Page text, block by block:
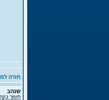
חזרה
שנהב
תומך